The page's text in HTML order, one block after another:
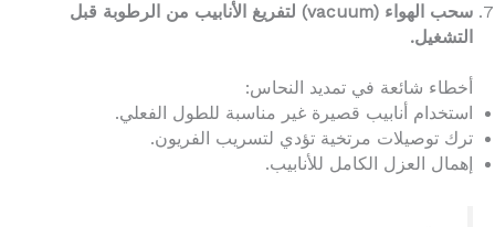
سحب الهواء (vacuum) لتفريغ الأنابيب من الرطوبة قبل
التشغيل.
أخطاء شائعة في تمديد النحاس:
استخدام أنابيب قصيرة غير مناسبة للطول الفعلي.
ترك توصيلات مرتخية تؤدي لتسريب الفريون.
إهمال العزل الكامل للأنابيب.